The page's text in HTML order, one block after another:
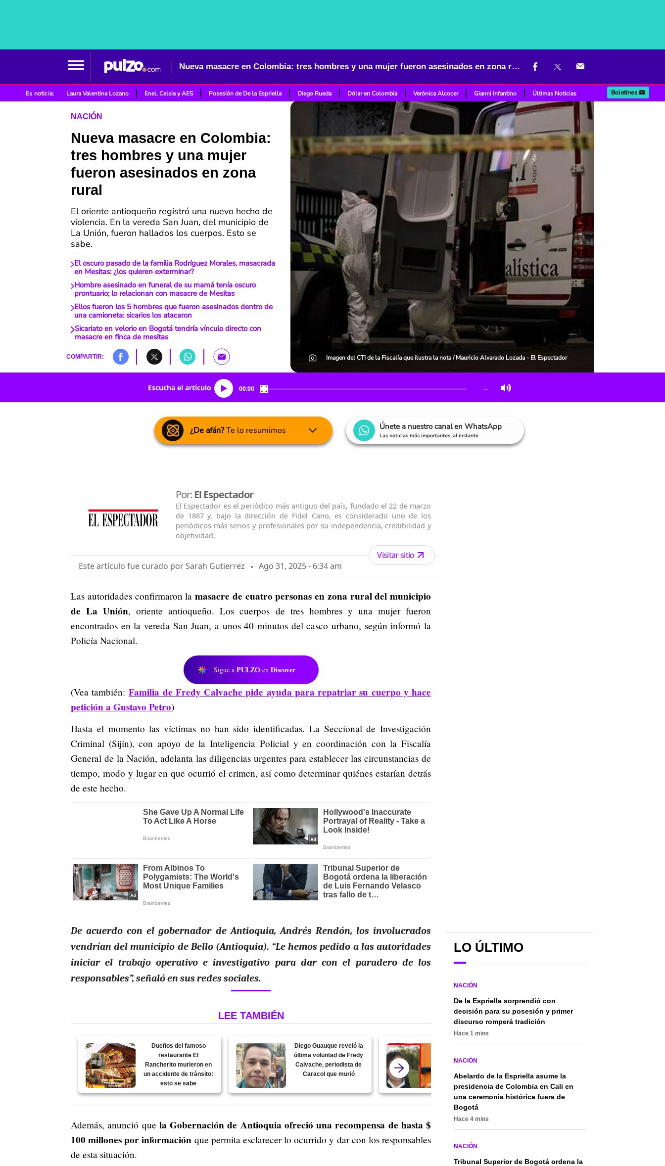
Nueva masacre en Colombia: tres hombres y una mujer fueron asesinados en zona rural
Es noticia: Laura Valentina Lozano Enel, Celsia y AES Posesión de De la Espriella Diego Rueda Dólar en Colombia Verónica Alcocer Gianni Infantino Últimas Noticias Boletines
NACIÓN
Nueva masacre en Colombia:
tres hombres y una mujer
fueron asesinados en zona
rural
El oriente antioqueño registró una nuevo hecho de
violencia. En la vereda San Juan, del municipio de
La Unión, fueron hallados los cuerpos. Esto se
sabe.
El oscuro pasado de la familia Rodríguez Morales, masacrada
en Mesitas: ¿los quieren exterminar?
Hombre asesinado en funeral de su mamá tenía oscuro
prontuario; lo relacionan con masacre de Mesitas
Ellos fueron los 5 hombres que fueron asesinados dentro de
una camioneta: sicarios los atacaron
Sicariato en velorio en Bogotá tendría vínculo directo con
masacre en finca de mesitas
COMPARTIR: Imagen del CTI de la Fiscalía que ilustra la nota / Mauricio Alvarado Lozada - El Espectador
Escucha el artículo 00:00 …
¿De afán?Te lo resumimos Únete a nuestro canal en WhatsApp
Las noticias más importantes, al instante
Por:El Espectador
El Espectador es el periódico más antiguo del país, fundado el 22 de marzo
de 1887 y, bajo la dirección de Fidel Cano, es considerado uno de los
periódicos más serios y profesionales por su independencia, credibilidad y
objetividad.
Este artículo fue curado por Sarah Gutierrez Ago 31, 2025 - 6:34 am
Visitar sitio
Las autoridades confirmaron la masacre de cuatro personas en zona rural del municipio
de La Unión, oriente antioqueño. Los cuerpos de tres hombres y una mujer fueron
encontrados en la vereda San Juan, a unos 40 minutos del casco urbano, según informó la
Policía Nacional.
Sigue a PULZO en Discover
(Vea también:Familia de Fredy Calvache pide ayuda para repatriar su cuerpo y hace
petición a Gustavo Petro)
Hasta el momento las víctimas no han sido identificadas. La Seccional de Investigación
Criminal (Sijín), con apoyo de la Inteligencia Policial y en coordinación con la Fiscalía
General de la Nación, adelanta las diligencias urgentes para establecer las circunstancias de
tiempo, modo y lugar en que ocurrió el crimen, así como determinar quiénes estarían detrás
de este hecho.
De acuerdo con el gobernador de Antioquia, Andrés Rendón, los involucrados
vendrían del municipio de Bello (Antioquia). “Le hemos pedido a las autoridades
iniciar el trabajo operativo e investigativo para dar con el paradero de los
responsables”, señaló en sus redes sociales.
LEE TAMBIÉN
Dueños del famoso
restaurante El
Rancherito murieron en
un accidente de tránsito:
esto se sabe
Diego Guauque reveló la
última voluntad de Fredy
Calvache, periodista de
Caracol que murió
¿Qué sigue en caso
Fiscalía confirmó que
cadáver corresponde a
la menor
Además, anunció que la Gobernación de Antioquia ofreció una recompensa de hasta $
100 millones por información que permita esclarecer lo ocurrido y dar con los responsables
de esta situación.
LO ÚLTIMO
NACIÓN
De la Espriella sorprendió con
decisión para su posesión y primer
discurso romperá tradición
Hace 1 mins
NACIÓN
Abelardo de la Espriella asume la
presidencia de Colombia en Cali en
una ceremonia histórica fuera de
Bogotá
Hace 4 mins
NACIÓN
Tribunal Superior de Bogotá ordena la